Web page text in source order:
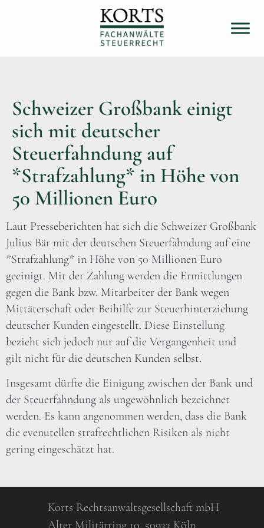
Schweizer Großbank einigt
sich mit deutscher
Steuerfahndung auf
*Strafzahlung* in Höhe von
50 Millionen Euro
Laut Presseberichten hat sich die Schweizer Großbank
Julius Bär mit der deutschen Steuerfahndung auf eine
*Strafzahlung* in Höhe von 50 Millionen Euro
geeinigt. Mit der Zahlung werden die Ermittlungen
gegen die Bank bzw. Mitarbeiter der Bank wegen
Mittäterschaft oder Beihilfe zur Steuerhinterziehung
deutscher Kunden eingestellt. Diese Einstellung
bezieht sich jedoch nur auf die Vergangenheit und
gilt nicht für die deutschen Kunden selbst.
Insgesamt dürfte die Einigung zwischen der Bank und
der Steuerfahndung als ungewöhnlich bezeichnet
werden. Es kann angenommen werden, dass die Bank
die evenutellen strafrechtlichen Risiken als nicht
gering eingeschätzt hat.
Korts Rechtsanwaltsgesellschaft mbH